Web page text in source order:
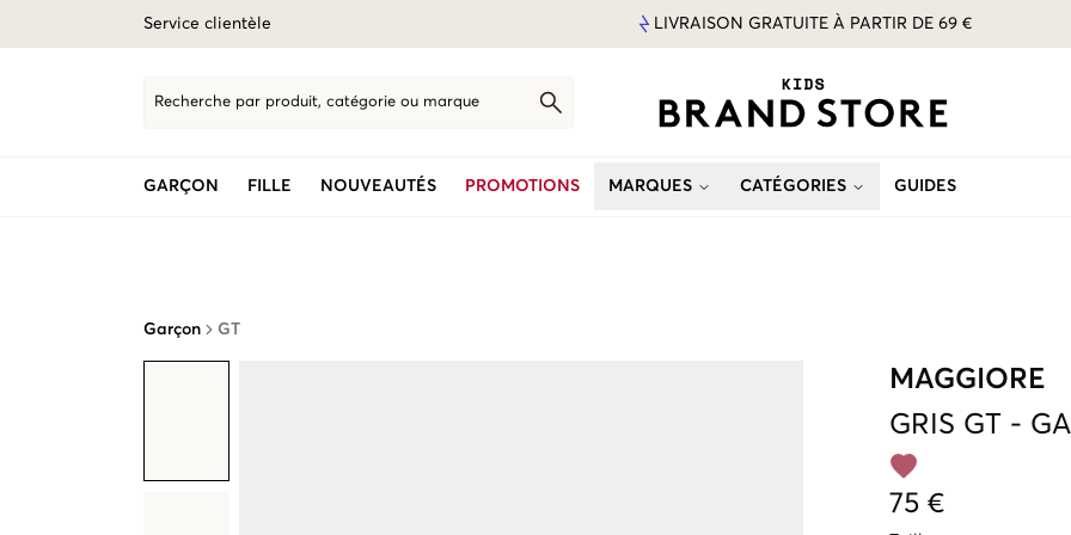
Service clientèle LIVRAISON GRATUITE À PARTIR DE 69 €
Recherche par produit, catégorie ou marque
GARÇON FILLE NOUVEAUTÉS PROMOTIONS MARQUES CATÉGORIES GUIDES
Garçon GT
MAGGIORE
GRIS GT -
75 €